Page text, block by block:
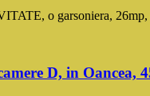
o garsoniera, 26mp,
D, in Oancea,